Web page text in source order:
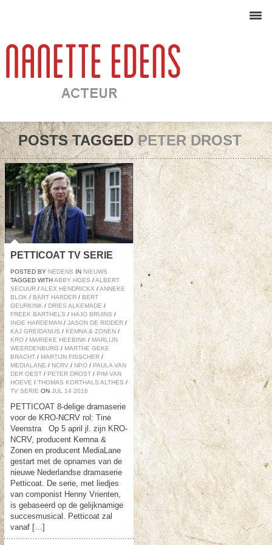
POSTS TAGGEDPETER DROST
PETTICOAT TV SERIE
POSTED BY NEDENS IN NIEUWS
TAGGED WITHABBY HOES /ALBERT
SECUUR /ALEX HENDRICKX /ANNEKE
BLOK / BART HARDER / BERT
GEURKINK / DRIES ALKEMADE /
FREEK BARTHELS / HAJO BRUINS /
INGE HARDEMAN / JASON DE RIDDER /
KAJ GREIDANUS / KEMNA & ZONEN /
KRO / MARIEKE HEEBINK / MARLIJN
WEERDENBURG / MARTHE GEKE
BRACHT / MARTIJN FISSCHER /
MEDIALANE / NCRV / NPO / PAULA VAN
DER OEST / PETER DROST / PIM VAN
HOEVE / THOMAS KORTHALS ALTHES /
TV SERIE ON JUL 14 2016
PETTICOAT 8-delige dramaserie
voor de KRO-NCRV rol: Tine
Veenstra Op 5 april jl. zijn KRO-
NCRV, producent Kemna &
Zonen en producent MediaLane
gestart met de opnames van de
nieuwe Nederlandse dramaserie
Petticoat. De serie, met liedjes
van componist Henny Vrienten,
is gebaseerd op de gelijknamige
succesmusical. Petticoat zal
vanaf […]